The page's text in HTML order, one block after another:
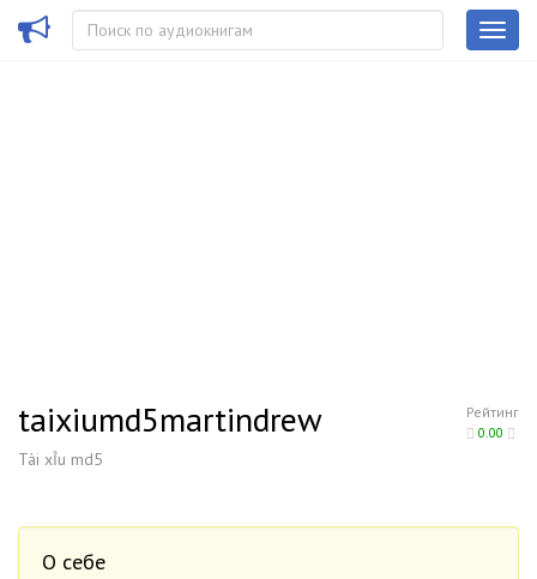
Рейтинг
0.00
taixiumd5martindrew
Tài xỉu md5
О себе